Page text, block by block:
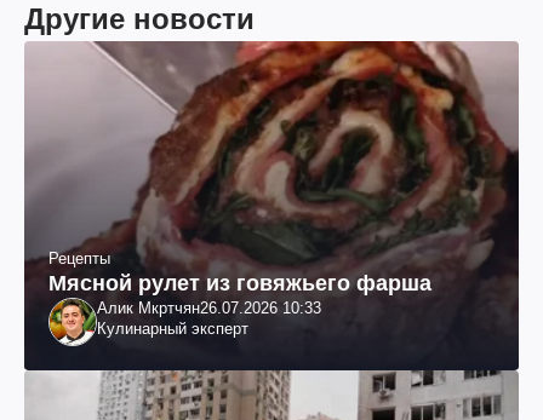
Другие новости
Рецепты
Мясной рулет из говяжьего фарша
Алик Мкртчян26.07.2026 10:33
Кулинарный эксперт